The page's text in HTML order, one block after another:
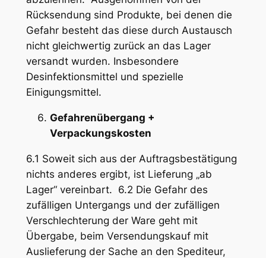
Rücksendung sind Produkte, bei denen die
Gefahr besteht das diese durch Austausch
nicht gleichwertig zurück an das Lager
versandt wurden. Insbesondere
Desinfektionsmittel und spezielle
Einigungsmittel.
Gefahrenübergang +
Verpackungskosten
6.1 Soweit sich aus der Auftragsbestätigung
nichts anderes ergibt, ist Lieferung „ab
Lager“ vereinbart. 6.2 Die Gefahr des
zufälligen Untergangs und der zufälligen
Verschlechterung der Ware geht mit
Übergabe, beim Versendungskauf mit
Auslieferung der Sache an den Spediteur,